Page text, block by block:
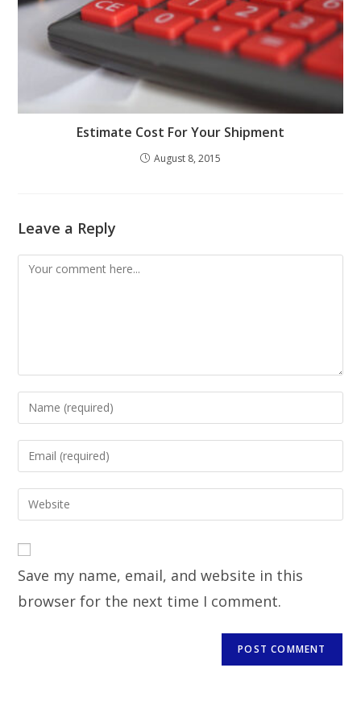
Estimate Cost For Your Shipment
August 8, 2015
Leave a Reply
Comment
Enter
your
name
to
comment
Enter
your
email
address
Enter
your
URL
(optional)
Save my name, email, and website in this
browser for the next time I comment.